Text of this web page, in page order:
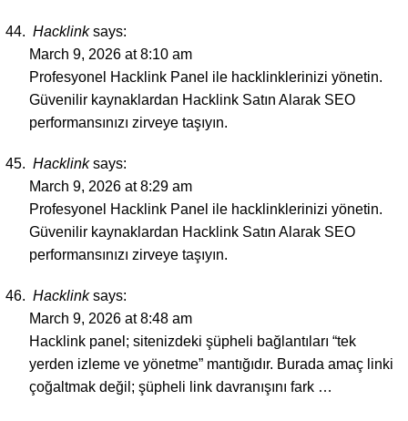
Hacklink says:
March 9, 2026 at 8:10 am
Profesyonel Hacklink Panel ile hacklinklerinizi yönetin.
Güvenilir kaynaklardan Hacklink Satın Alarak SEO
performansınızı zirveye taşıyın.
Hacklink says:
March 9, 2026 at 8:29 am
Profesyonel Hacklink Panel ile hacklinklerinizi yönetin.
Güvenilir kaynaklardan Hacklink Satın Alarak SEO
performansınızı zirveye taşıyın.
Hacklink says:
March 9, 2026 at 8:48 am
Hacklink panel; sitenizdeki şüpheli bağlantıları “tek
yerden izleme ve yönetme” mantığıdır. Burada amaç linki
çoğaltmak değil; şüpheli link davranışını fark …